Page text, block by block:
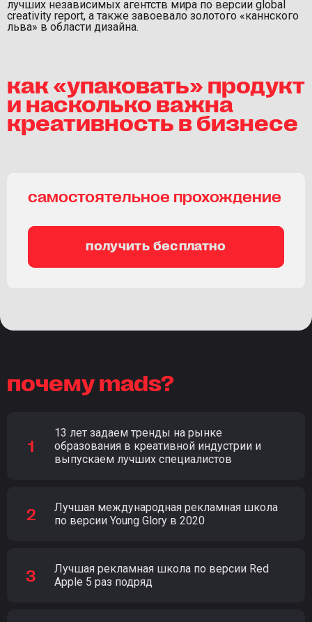
лучших независимых агентств мира по версии global
creativity report, а также завоевало золотого «каннского
льва» в области дизайна.
как «упаковать» продукт
и насколько важна
креативность в бизнесе
самостоятельное прохождение
получить бесплатно
почему mads?
13 лет задаем тренды на рынке
образования в креативной индустрии и
выпускаем лучших специалистов
Лучшая международная рекламная школа
по версии Young Glory в 2020
Лучшая рекламная школа по версии Red
Apple 5 раз подряд